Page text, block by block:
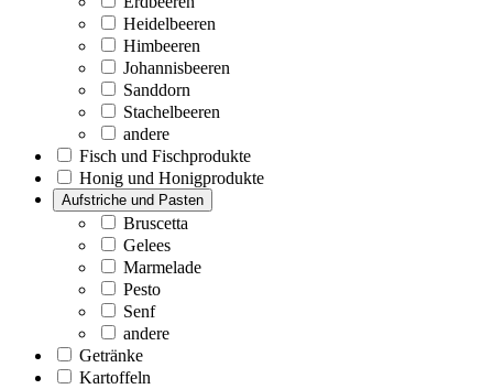
Heidelbeeren
Himbeeren
Johannisbeeren
Sanddorn
Stachelbeeren
andere
Fisch und Fischprodukte
Honig und Honigprodukte
Aufstriche und Pasten
Bruscetta
Gelees
Marmelade
Pesto
Senf
andere
Getränke
Kartoffeln